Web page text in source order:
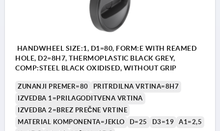
HANDWHEEL SIZE:1, D1=80, FORM:E WITH REAMED
HOLE, D2=8H7, THERMOPLASTIC BLACK GREY,
COMP:STEEL BLACK OXIDISED, WITHOUT GRIP
ZUNANJI PREMER=80
PRITRDILNA VRTINA=8H7
IZVEDBA 1=PRILAGODITVENA VRTINA
IZVEDBA 2=BREZ PREČNE VRTINE
MATERIAL KOMPONENTA=JEKLO
D=25 D3=19
A1=2,5